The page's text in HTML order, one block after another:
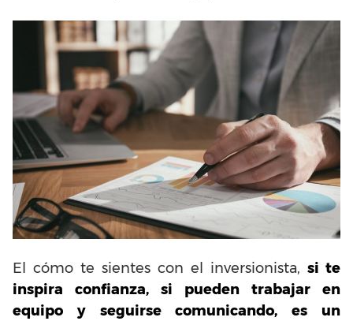
El cómo te sientes con el inversionista, si te
inspira confianza, si pueden trabajar en
equipo y seguirse comunicando, es un